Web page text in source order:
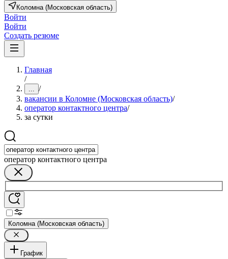
Коломна (Московская область)
Войти
Войти
Создать резюме
Главная
/
... /
вакансии в Коломне (Московская область)/
оператор контактного центра/
за сутки
оператор контактного центра
Коломна (Московская область)
График